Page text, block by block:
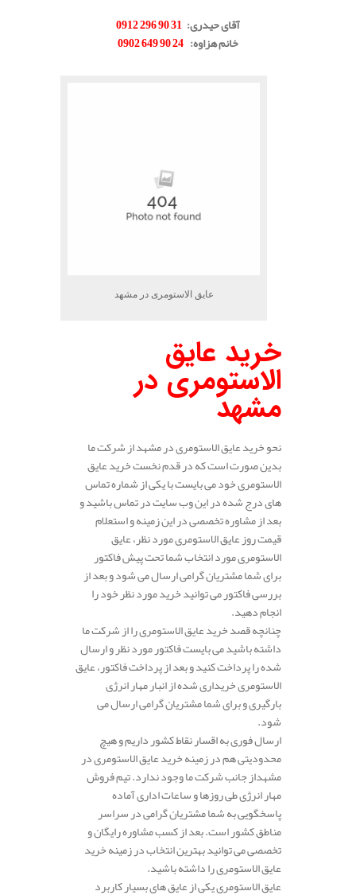
آقای حیدری:
31 90 296 0912
خانم هزاوه:
24 90 649 0902
عایق الاستومری در مشهد
خرید عایق
الاستومری در
مشهد
نحو خرید عایق الاستومری در مشهد از شرکت ما
بدین صورت است که در قدم نخست خرید عایق
الاستومری خود می بایست با یکی از شماره تماس
های درج شده در این وب سایت در تماس باشید و
بعد از مشاوره تخصصی در این زمینه و استعلام
قیمت روز عایق الاستومری مورد نظر، عایق
الاستومری مورد انتخاب شما تحت پیش فاکتور
برای شما مشتریان گرامی ارسال می شود و بعد از
بررسی فاکتور می توانید خرید مورد نظر خود را
انجام دهید.
چنانچه قصد خرید عایق الاستومری را از شرکت ما
داشته باشید می بایست فاکتور مورد نظر و ارسال
شده را پرداخت کنید و بعد از پرداخت فاکتور، عایق
الاستومری خریداری شده از انبار مهار انرژی
بارگیری و برای شما مشتریان گرامی ارسال می
شود.
ارسال فوری به اقسار نقاط کشور داریم و هیچ
محدودیتی هم در زمینه خرید عایق الاستومری در
مشهداز جانب شرکت ما وجود ندارد. تیم فروش
مهار انرژی طی روزها و ساعات اداری آماده
پاسخگویی به شما مشتریان گرامی در سراسر
مناطق کشور است. بعد از کسب مشاوره رایگان و
تخصصی می توانید بهترین انتخاب در زمینه خرید
عایق الاستومری را داشته باشید.
عایق الاستومری یکی از عایق های بسیار کاربرد